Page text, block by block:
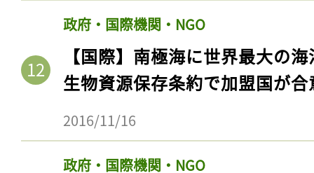
政府・国際機関・NGO
【国際】南極海に世界最大の
生物資源保存条約で加盟国が合
2016/11/16
政府・国際機関・NGO